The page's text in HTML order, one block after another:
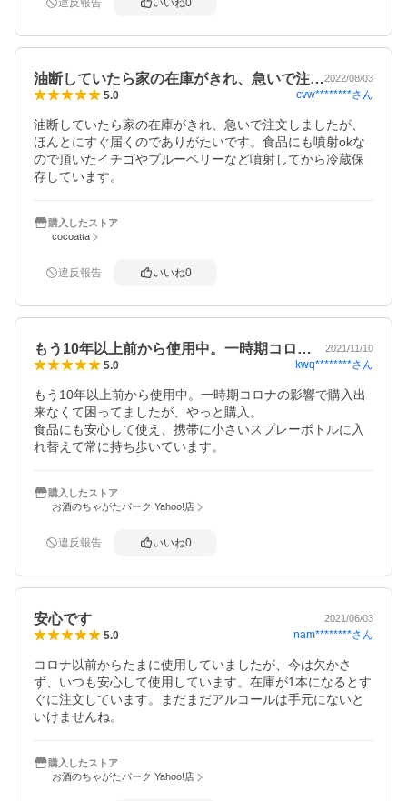
違反報告 いいね0
油断していたら家の在庫がきれ、急いで注…2022/08/03
5.0 cvw********さん
油断していたら家の在庫がきれ、急いで注文しましたが、
ほんとにすぐ届くのでありがたいです。食品にも噴射okな
ので頂いたイチゴやブルーベリーなど噴射してから冷蔵保
存しています。
購入したストア
cocoatta
違反報告 いいね0
もう10年以上前から使用中。一時期コロ… 2021/11/10
5.0 kwq********さん
もう10年以上前から使用中。一時期コロナの影響で購入出
来なくて困ってましたが、やっと購入。
食品にも安心して使え、携帯に小さいスプレーボトルに入
れ替えて常に持ち歩いています。
購入したストア
お酒のちゃがたパーク Yahoo!店
違反報告 いいね0
安心です 2021/06/03
5.0 nam********さん
コロナ以前からたまに使用していましたが、今は欠かさ
ず、いつも安心して使用しています。在庫が1本になるとす
ぐに注文しています。まだまだアルコールは手元にないと
いけませんね。
購入したストア
お酒のちゃがたパーク Yahoo!店